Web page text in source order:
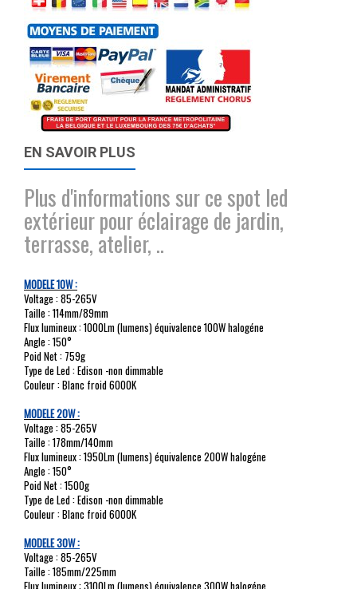
EN SAVOIR PLUS
Plus d'informations sur ce spot led
extérieur pour éclairage de jardin,
terrasse, atelier, ..
MODELE 10W :
Voltage : 85-265V
Taille : 114mm/89mm
Flux lumineux : 1000Lm (lumens) équivalence 100W halogéne
Angle : 150°
Poid Net : 759g
Type de Led : Edison -non dimmable
Couleur : Blanc froid 6000K
MODELE 20W :
Voltage : 85-265V
Taille : 178mm/140mm
Flux lumineux : 1950Lm (lumens) équivalence 200W halogéne
Angle : 150°
Poid Net : 1500g
Type de Led : Edison -non dimmable
Couleur : Blanc froid 6000K
MODELE 30W :
Voltage : 85-265V
Taille : 185mm/225mm
Flux lumineux : 3100Lm (lumens) équivalence 300W halogéne